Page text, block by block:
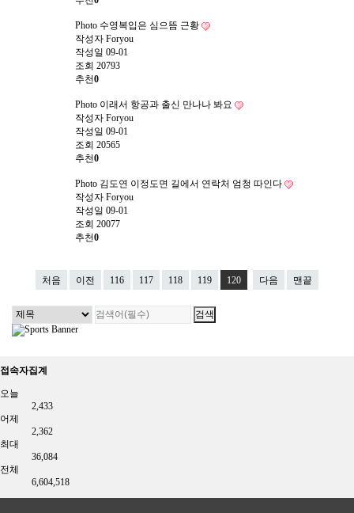
Photo 수영복입은 심으뜸 근황
작성자 Foryou
작성일 09-01
조회 20793
추천0
Photo 이래서 항공과 출신 만나나 봐요
작성자 Foryou
작성일 09-01
조회 20565
추천0
Photo 김도연 이정도면 길에서 연락처 엄청 따인다
작성자 Foryou
작성일 09-01
조회 20077
추천0
처음 이전 116 117 118 119 120 다음 맨끝
접속자집계
오늘
2,433
어제
2,362
최대
36,084
전체
6,604,518